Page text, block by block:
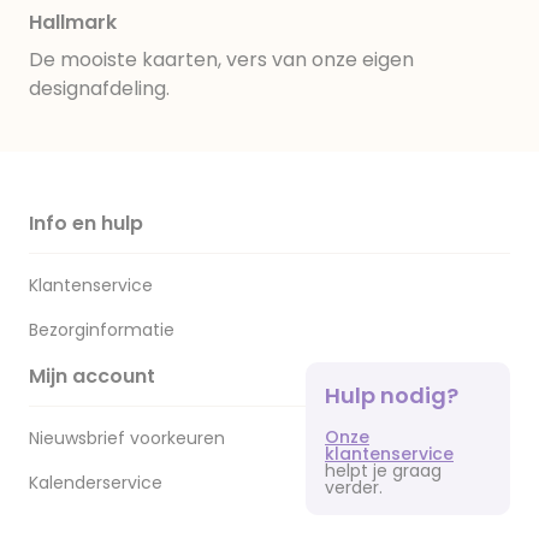
Hallmark
De mooiste kaarten, vers van onze eigen
designafdeling.
Info en hulp
Klantenservice
Bezorginformatie
Mijn account
Nieuwsbrief voorkeuren
Kalenderservice
Hulp nodig?
Onze
klantenservice
helpt je graag
verder.